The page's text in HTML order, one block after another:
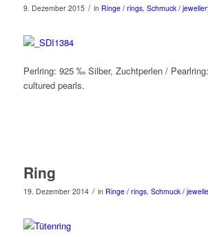
9. Dezember 2015 / in Ringe / rings, Schmuck /
Perlring: 925 ‰ Silber, Zuchtperlen /
cultured pearls.
Ring
19. Dezember 2014 / in Ringe / rings, Schmuck /